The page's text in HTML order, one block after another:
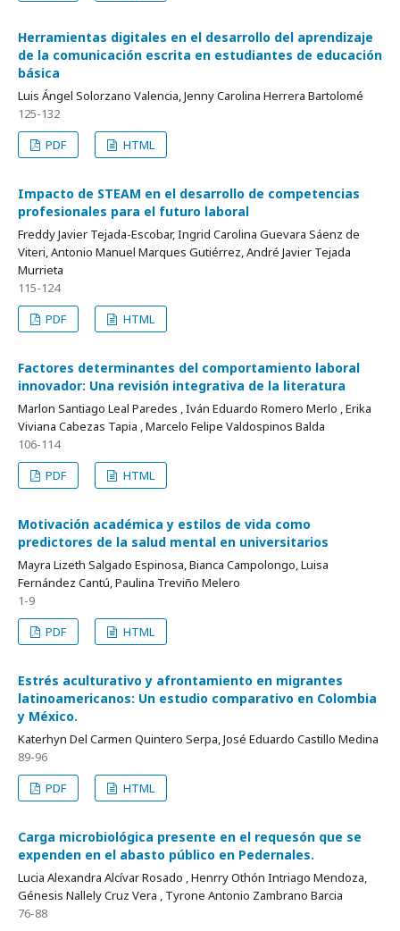
Herramientas digitales en el desarrollo del aprendizaje
de la comunicación escrita en estudiantes de educación
básica
Luis Ángel Solorzano Valencia, Jenny Carolina Herrera Bartolomé
125-132
PDF
HTML
Impacto de STEAM en el desarrollo de competencias
profesionales para el futuro laboral
Freddy Javier Tejada-Escobar, Ingrid Carolina Guevara Sáenz de
Viteri, Antonio Manuel Marques Gutiérrez, André Javier Tejada
Murrieta
115-124
PDF
HTML
Factores determinantes del comportamiento laboral
innovador: Una revisión integrativa de la literatura
Marlon Santiago Leal Paredes , Iván Eduardo Romero Merlo , Erika
Viviana Cabezas Tapia , Marcelo Felipe Valdospinos Balda
106-114
PDF
HTML
Motivación académica y estilos de vida como
predictores de la salud mental en universitarios
Mayra Lizeth Salgado Espinosa, Bianca Campolongo, Luisa
Fernández Cantú, Paulina Treviño Melero
1-9
PDF
HTML
Estrés aculturativo y afrontamiento en migrantes
latinoamericanos: Un estudio comparativo en Colombia
y México.
Katerhyn Del Carmen Quintero Serpa, José Eduardo Castillo Medina
89-96
PDF
HTML
Carga microbiológica presente en el requesón que se
expenden en el abasto público en Pedernales.
Lucia Alexandra Alcívar Rosado , Henrry Othón Intriago Mendoza,
Génesis Nallely Cruz Vera , Tyrone Antonio Zambrano Barcia
76-88